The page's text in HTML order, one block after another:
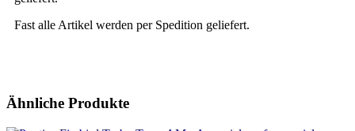
Fast alle Artikel werden per Spedition geliefert.
Ähnliche Produkte